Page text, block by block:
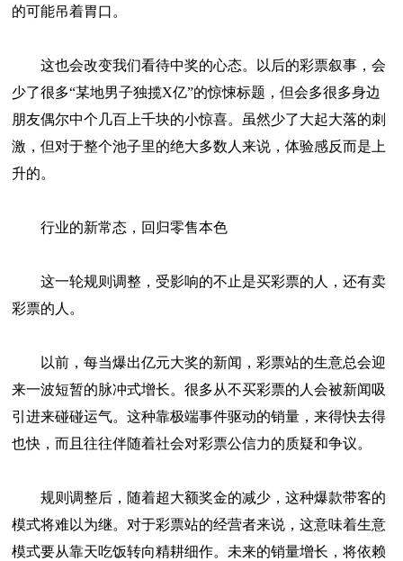
的可能吊着胃口。
这也会改变我们看待中奖的心态。以后的彩票叙事，会
少了很多“某地男子独揽X亿”的惊悚标题，但会多很多身边
朋友偶尔中个几百上千块的小惊喜。虽然少了大起大落的刺
激，但对于整个池子里的绝大多数人来说，体验感反而是上
升的。
行业的新常态，回归零售本色
这一轮规则调整，受影响的不止是买彩票的人，还有卖
彩票的人。
以前，每当爆出亿元大奖的新闻，彩票站的生意总会迎
来一波短暂的脉冲式增长。很多从不买彩票的人会被新闻吸
引进来碰碰运气。这种靠极端事件驱动的销量，来得快去得
也快，而且往往伴随着社会对彩票公信力的质疑和争议。
规则调整后，随着超大额奖金的减少，这种爆款带客的
模式将难以为继。对于彩票站的经营者来说，这意味着生意
模式要从靠天吃饭转向精耕细作。未来的销量增长，将依赖